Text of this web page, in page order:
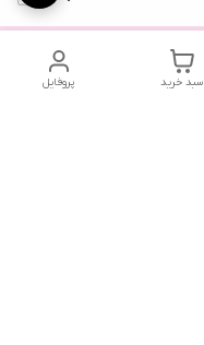
پروفایل سبد خرید